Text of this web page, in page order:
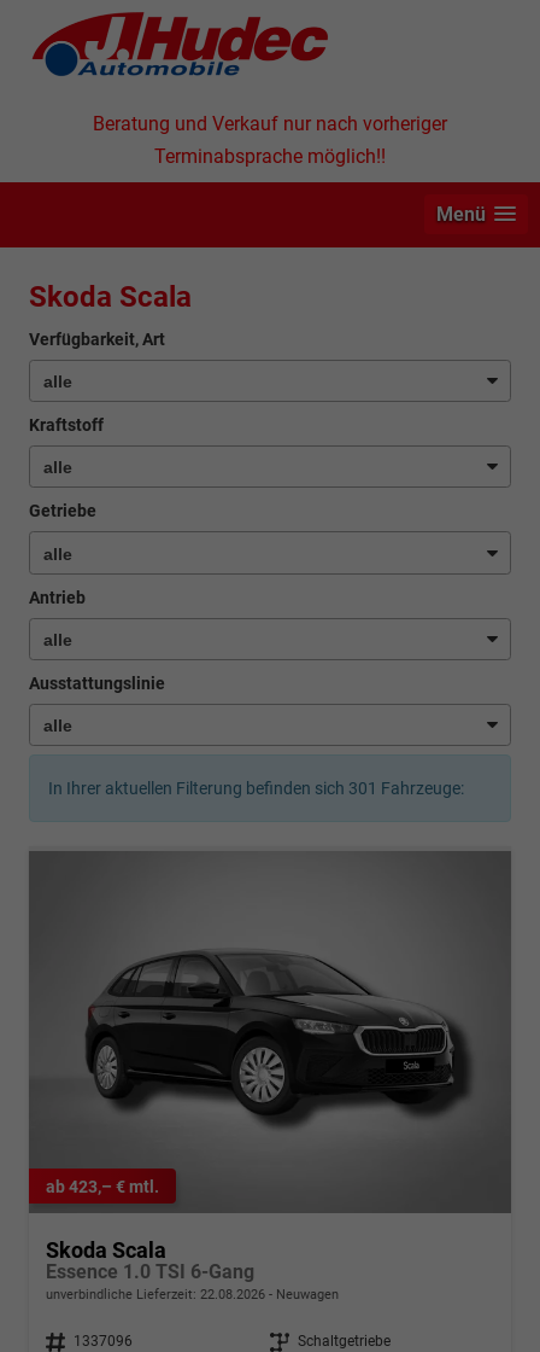
Beratung und Verkauf nur nach vorheriger
Terminabsprache möglich!!
Menü
Skoda Scala
Verfügbarkeit, Art
Kraftstoff
Getriebe
Antrieb
Ausstattungslinie
In Ihrer aktuellen Filterung befinden sich 301 Fahrzeuge:
ab 423,– € mtl.
Skoda Scala
Essence 1.0 TSI 6-Gang
unverbindliche Lieferzeit: 22.08.2026 Neuwagen
Fahrzeugnr. 1337096 Getriebe Schaltgetriebe